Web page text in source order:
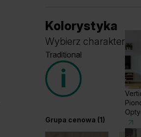
Kolorystyka
Wybierz charakter i
Traditional
Grupa cenowa (1)